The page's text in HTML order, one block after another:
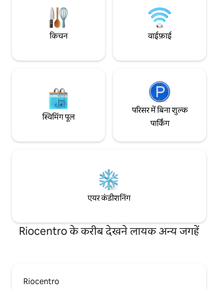
किचन वाईफ़ाई
स्विमिंग पूल
परिसर में बिना शुल्क
पार्किंग
एयर कंडीशनिंग
Riocentro के करीब देखने लायक अन्य जगहें
Riocentro